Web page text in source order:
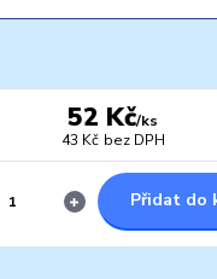
52 Kč/ks
43 Kč bez DPH
Přidat do